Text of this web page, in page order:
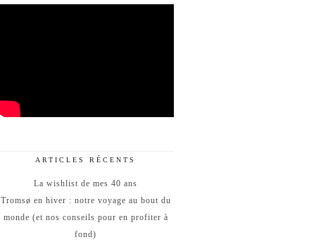
ARTICLES RÉCENTS
La wishlist de mes 40 ans
Tromsø en hiver : notre voyage au bout du
monde (et nos conseils pour en profiter à
fond)